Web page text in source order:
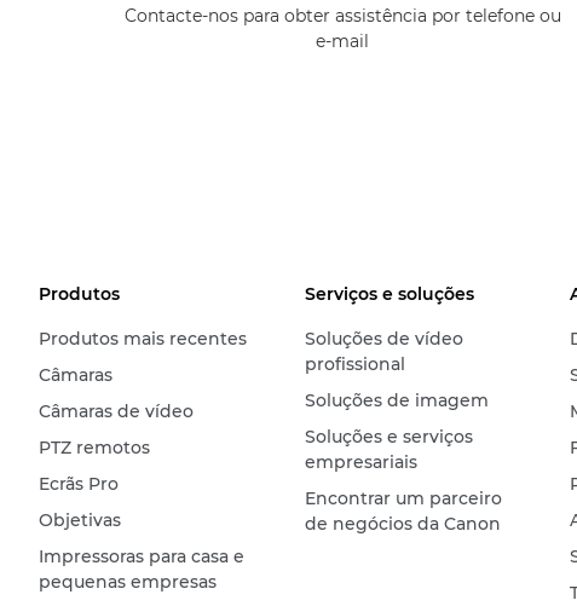
Contacte-nos para obter assistência por telefone ou
e-mail
Produtos
Produtos mais recentes
Câmaras
Câmaras de vídeo
PTZ remotos
Ecrãs Pro
Objetivas
Impressoras para casa e
pequenas empresas
Serviços e soluções
Soluções de vídeo
profissional
Soluções de imagem
Soluções e serviços
empresariais
Encontrar um parceiro
de negócios da Canon